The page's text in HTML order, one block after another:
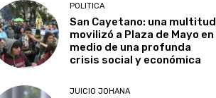
POLITICA
San Cayetano: una multitud
movilizó a Plaza de Mayo en
medio de una profunda
crisis social y económica
JUICIO JOHANA